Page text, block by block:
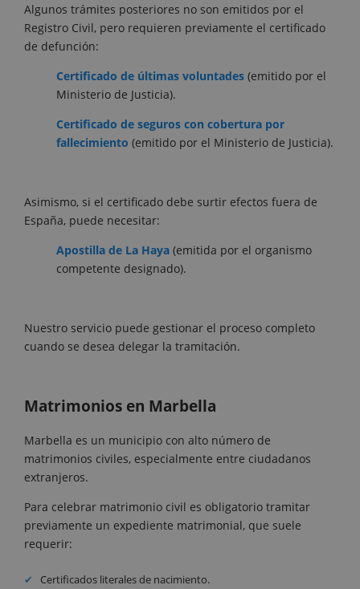
Algunos trámites posteriores no son emitidos por el
Registro Civil, pero requieren previamente el certificado
de defunción:
Certificado de últimas voluntades (emitido por el
Ministerio de Justicia).
Certificado de seguros con cobertura por
fallecimiento (emitido por el Ministerio de Justicia).
Asimismo, si el certificado debe surtir efectos fuera de
España, puede necesitar:
Apostilla de La Haya (emitida por el organismo
competente designado).
Nuestro servicio puede gestionar el proceso completo
cuando se desea delegar la tramitación.
Matrimonios en Marbella
Marbella es un municipio con alto número de
matrimonios civiles, especialmente entre ciudadanos
extranjeros.
Para celebrar matrimonio civil es obligatorio tramitar
previamente un expediente matrimonial, que suele
requerir:
Certificados literales de nacimiento.